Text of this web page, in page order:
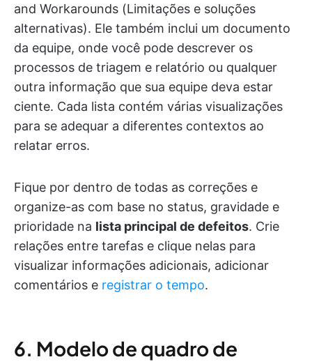
and Workarounds (Limitações e soluções
alternativas). Ele também inclui um documento
da equipe, onde você pode descrever os
processos de triagem e relatório ou qualquer
outra informação que sua equipe deva estar
ciente. Cada lista contém várias visualizações
para se adequar a diferentes contextos ao
relatar erros.
Fique por dentro de todas as correções e
organize-as com base no status, gravidade e
prioridade na lista principal de defeitos. Crie
relações entre tarefas e clique nelas para
visualizar informações adicionais, adicionar
comentários e registrar o tempo.
6. Modelo de quadro de